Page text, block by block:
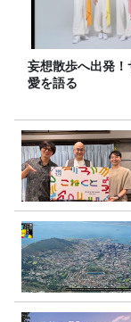
妄想散歩へ出発
愛を語る